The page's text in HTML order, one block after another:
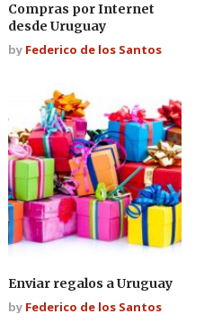
Compras por Internet
desde Uruguay
by Federico de los Santos
Enviar regalos a Uruguay
by Federico de los Santos